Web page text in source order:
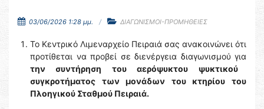
03/06/2026 1:28 μμ. ΔΙΑΓΩΝΙΣΜΟΙ-ΠΡΟΜΗΘΕΙΕΣ
Το Κεντρικό Λιμεναρχείο Πειραιά σας ανακοινώνει ότι
προτίθεται να προβεί σε διενέργεια διαγωνισμού για
την συντήρηση του αερόψυκτου ψυκτικού
συγκροτήματος των μονάδων του κτηρίου του
Πλοηγικού Σταθμού Πειραιά.